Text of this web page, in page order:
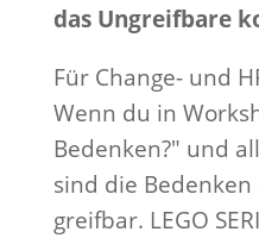
das Ungreifbare
Für Change- und
Wenn du in
Bedenken?" und
sind die
greifbar. LEGO